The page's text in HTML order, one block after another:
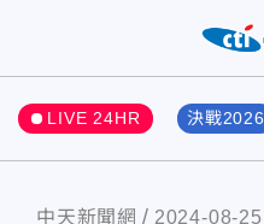
LIVE 24HR 決戰2026
中天新聞網 2024-08-25